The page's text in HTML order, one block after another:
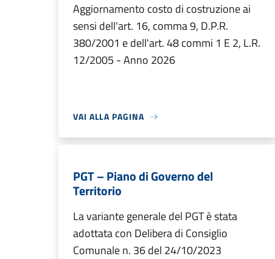
Aggiornamento costo di costruzione ai
sensi dell'art. 16, comma 9, D.P.R.
380/2001 e dell'art. 48 commi 1 E 2, L.R.
12/2005 - Anno 2026
VAI ALLA PAGINA
PGT – Piano di Governo del
Territorio
La variante generale del PGT è stata
adottata con Delibera di Consiglio
Comunale n. 36 del 24/10/2023